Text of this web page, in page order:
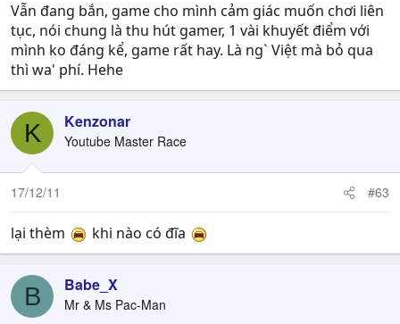
Vẫn đang bắn, game cho mình cảm giác muốn chơi liên
tục, nói chung là thu hút gamer, 1 vài khuyết điểm với
mình ko đáng kể, game rất hay. Là ng` Việt mà bỏ qua
thì wa' phí. Hehe
K Kenzonar
Youtube Master Race
17/12/11 #63
lại thèm khi nào có đĩa
B Babe_X
Mr & Ms Pac-Man